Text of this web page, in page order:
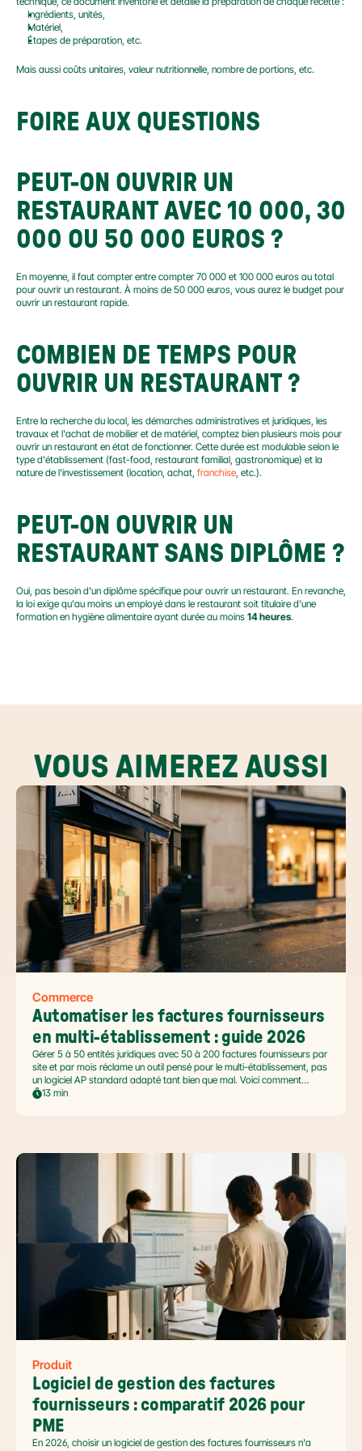
Ingrédients, unités,
Matériel,
Étapes de préparation, etc.
Mais aussi coûts unitaires, valeur nutritionnelle, nombre de portions, etc.
FOIRE AUX QUESTIONS
PEUT-ON OUVRIR UN
RESTAURANT AVEC 10 000, 30
000 OU 50 000 EUROS ?
En moyenne, il faut compter entre compter 70 000 et 100 000 euros au total
pour ouvrir un restaurant. À moins de 50 000 euros, vous aurez le budget pour
ouvrir un restaurant rapide.
COMBIEN DE TEMPS POUR
OUVRIR UN RESTAURANT ?
Entre la recherche du local, les démarches administratives et juridiques, les
travaux et l'achat de mobilier et de matériel, comptez bien plusieurs mois pour
ouvrir un restaurant en état de fonctionner. Cette durée est modulable selon le
type d'établissement (fast-food, restaurant familial, gastronomique) et la
nature de l'investissement (location, achat, franchise, etc.).
PEUT-ON OUVRIR UN
RESTAURANT SANS DIPLÔME ?
Oui, pas besoin d'un diplôme spécifique pour ouvrir un restaurant. En revanche,
la loi exige qu'au moins un employé dans le restaurant soit titulaire d'une
formation en hygiène alimentaire ayant durée au moins 14 heures.
VOUS AIMEREZ AUSSI
Commerce
Automatiser les factures fournisseurs
en multi-établissement : guide 2026
Gérer 5 à 50 entités juridiques avec 50 à 200 factures fournisseurs par
site et par mois réclame un outil pensé pour le multi-établissement, pas
un logiciel AP standard adapté tant bien que mal. Voici comment
automatiser sans casser la gouvernance locale, capturer le levier BFR
13 min
Produit
Logiciel de gestion des factures
fournisseurs : comparatif 2026 pour
PME
En 2026, choisir un logiciel de gestion des factures fournisseurs n'a